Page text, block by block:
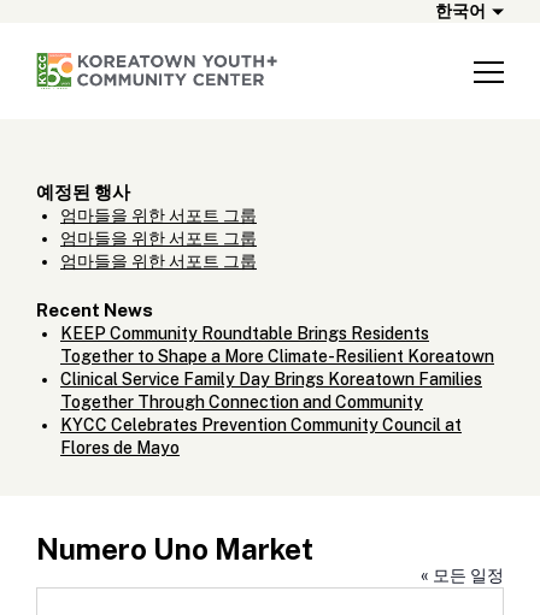
한국어
예정된 행사
엄마들을 위한 서포트 그룹
엄마들을 위한 서포트 그룹
엄마들을 위한 서포트 그룹
Recent News
KEEP Community Roundtable Brings Residents
Together to Shape a More Climate-Resilient Koreatown
Clinical Service Family Day Brings Koreatown Families
Together Through Connection and Community
KYCC Celebrates Prevention Community Council at
Flores de Mayo
Numero Uno Market
« 모든 일정